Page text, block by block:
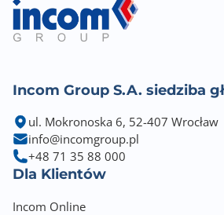
Incom Group S.A. siedziba
ul. Mokronoska 6, 52-407 Wrocław
info@incomgroup.pl
+48 71 35 88 000
Dla Klientów
Incom Online